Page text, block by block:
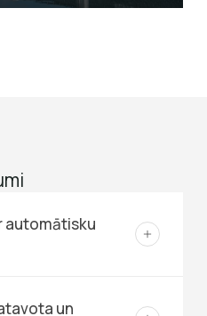
automātisku
un